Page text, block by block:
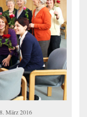
März 2016